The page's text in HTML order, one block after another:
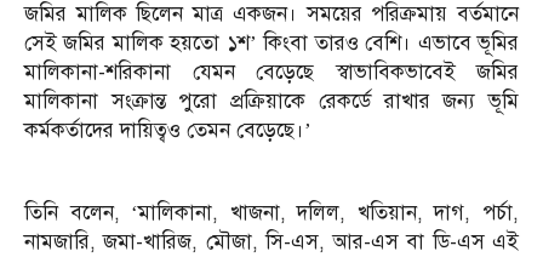
জমির মালিক ছিলেন মাত্র একজন। সময়ের পরিক্রমায় বর্তমানে
সেই জমির মালিক হয়তো ১শ’ কিংবা তারও বেশি। এভাবে ভূমির
মালিকানা-শরিকানা যেমন বেড়েছে স্বাভাবিকভাবেই জমির
মালিকানা সংক্রান্ত পুরো প্রক্রিয়াকে রেকর্ডে রাখার জন্য ভূমি
কর্মকর্তাদের দায়িত্বও তেমন বেড়েছে।’
তিনি বলেন, ‘মালিকানা, খাজনা, দলিল, খতিয়ান, দাগ, পর্চা,
নামজারি, জমা-খারিজ, মৌজা, সি-এস, আর-এস বা ডি-এস এই